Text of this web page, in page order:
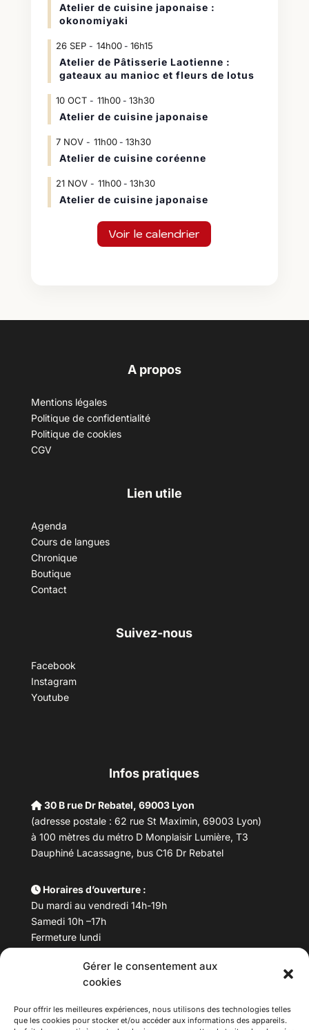
Gérer le consentement aux
cookies
Pour offrir les meilleures expériences, nous utilisons des technologies telles
que les cookies pour stocker et/ou accéder aux informations des appareils.
Atelier de cuisine japonaise :
okonomiyaki
26 SEP 14h00- 16h15
Atelier de Pâtisserie Laotienne :
gateaux au manioc et fleurs de lotus
10 OCT 11h00- 13h30
Atelier de cuisine japonaise
7 NOV 11h00- 13h30
Atelier de cuisine coréenne
21 NOV 11h00- 13h30
Atelier de cuisine japonaise
Voir le calendrier
A propos
Mentions légales
Politique de confidentialité
Politique de cookies
CGV
Lien utile
Agenda
Cours de langues
Chronique
Boutique
Contact
Suivez-nous
Facebook
Instagram
Youtube
Infos pratiques
30 B rue Dr Rebatel, 69003 Lyon
(adresse postale : 62 rue St Maximin, 69003 Lyon)
à 100 mètres du métro D Monplaisir Lumière, T3
Dauphiné Lacassagne, bus C16 Dr Rebatel
Horaires d’ouverture :
Du mardi au vendredi 14h-19h
Samedi 10h –17h
Fermeture lundi
Téléphone : 04 78 53 06 40
maisondesculturesasiatiques@asiexpo.com